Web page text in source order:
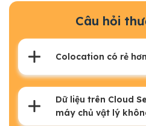
Câu hỏi
Colocation có rẻ
Dữ liệu trên Cloud
máy chủ vật lý